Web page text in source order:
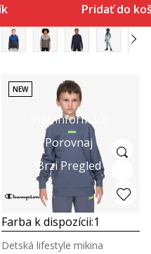
Pridať do
Viac informácií
Porovnaj
Brzi Pregled
NEW
Farba k dispozícii:1
Detská lifestyle mikina